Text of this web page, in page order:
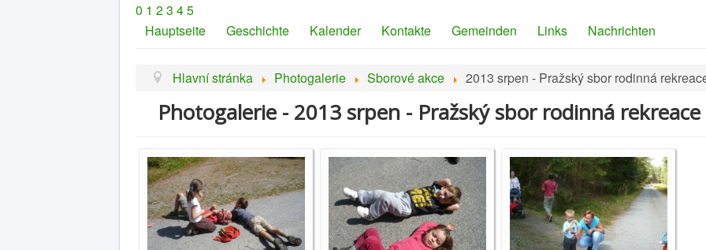
0 1 23 45
Hauptseite
Geschichte Kalender Kontakte Gemeinden Links Nachrichten
Hlavní stránka Photogalerie Sborové akce 2013 srpen - Pražský sbor rodinná
Photogalerie - 2013 srpen - Pražský sbor rodinná rekreace